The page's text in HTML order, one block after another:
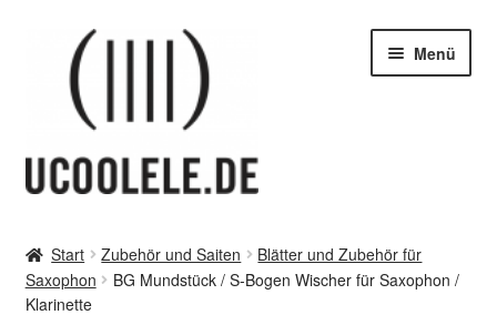
Navigation
springen
springen
Menü
Tipps
Start Zubehör und Saiten
Blätter und Zubehör für
Saxophon
BG Mundstück / S-Bogen Wischer für Saxophon /
Klarinette